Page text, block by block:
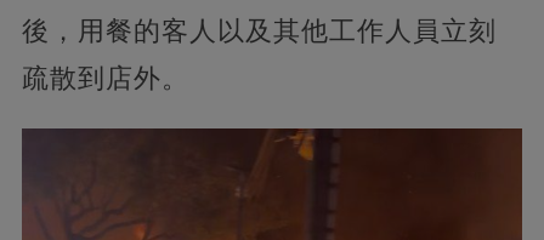
後，用餐的客人以及其他工作人員立刻
疏散到店外。